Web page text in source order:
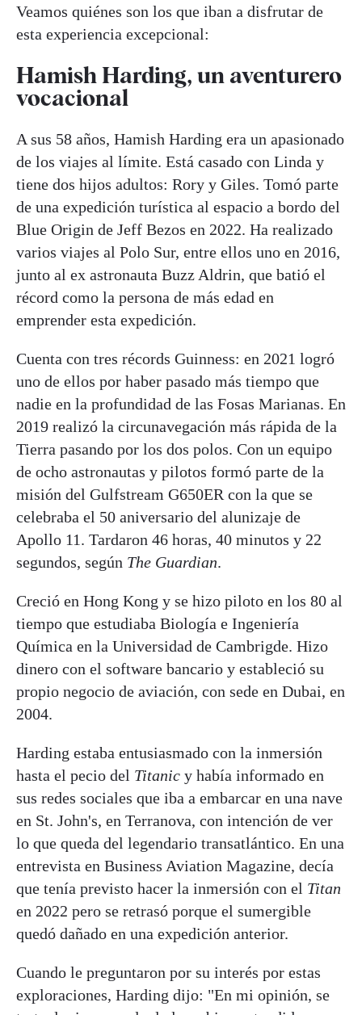
Veamos quiénes son los que iban a disfrutar de
esta experiencia excepcional:
Hamish Harding, un aventurero
vocacional
A sus 58 años, Hamish Harding era un apasionado
de los viajes al límite. Está casado con Linda y
tiene dos hijos adultos: Rory y Giles. Tomó parte
de una expedición turística al espacio a bordo del
Blue Origin de Jeff Bezos en 2022. Ha realizado
varios viajes al Polo Sur, entre ellos uno en 2016,
junto al ex astronauta Buzz Aldrin, que batió el
récord como la persona de más edad en
emprender esta expedición.
Cuenta con tres récords Guinness: en 2021 logró
uno de ellos por haber pasado más tiempo que
nadie en la profundidad de las Fosas Marianas. En
2019 realizó la circunavegación más rápida de la
Tierra pasando por los dos polos. Con un equipo
de ocho astronautas y pilotos formó parte de la
misión del Gulfstream G650ER con la que se
celebraba el 50 aniversario del alunizaje de
Apollo 11. Tardaron 46 horas, 40 minutos y 22
segundos, según The Guardian.
Creció en Hong Kong y se hizo piloto en los 80 al
tiempo que estudiaba Biología e Ingeniería
Química en la Universidad de Cambrigde. Hizo
dinero con el software bancario y estableció su
propio negocio de aviación, con sede en Dubai, en
2004.
Harding estaba entusiasmado con la inmersión
hasta el pecio del Titanic y había informado en
sus redes sociales que iba a embarcar en una nave
en St. John's, en Terranova, con intención de ver
lo que queda del legendario transatlántico. En una
entrevista en Business Aviation Magazine, decía
que tenía previsto hacer la inmersión con el Titan
en 2022 pero se retrasó porque el sumergible
quedó dañado en una expedición anterior.
Cuando le preguntaron por su interés por estas
exploraciones, Harding dijo: "En mi opinión, se